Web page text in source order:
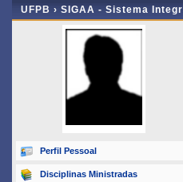
UFPB › SIGAA - Sistema
Perfil Pessoal
Disciplinas Ministradas